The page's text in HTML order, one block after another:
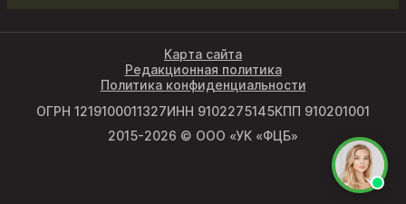
ОГРН 1219100011327ИНН 9102275145КПП 910201001
2015-2026 © ООО «УК «ФЦБ»
Карта сайта
Редакционная политика
Политика конфиденциальности